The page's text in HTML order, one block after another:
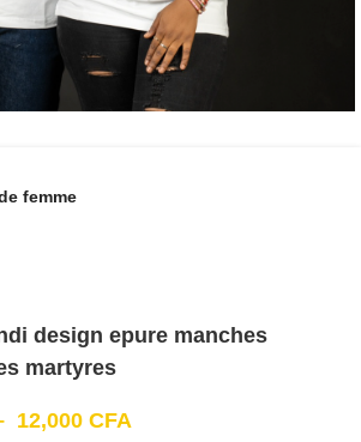
femme
design epure manches
martyres
12,000 CFA